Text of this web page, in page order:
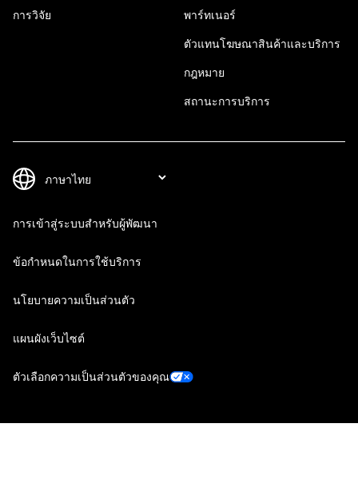
การวิจัย พาร์ทเนอร์
ตัวแทนโฆษณาสินค้าและบริการ
กฎหมาย
สถานะการบริการ
การเข้าสู่ระบบสำหรับผู้พัฒนา
ข้อกำหนดในการใช้บริการ
นโยบายความเป็นส่วนตัว
แผนผังเว็บไซต์
ตัวเลือกความเป็นส่วนตัวของคุณ